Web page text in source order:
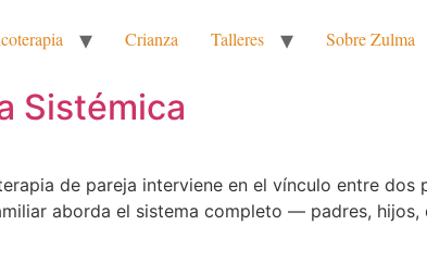
Crianza Talleres Sobre Zulma
Sistémica
de pareja interviene en el vínculo entre dos
aborda el sistema completo — padres, hijos,